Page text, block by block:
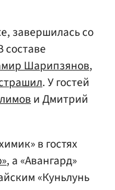
завершилась со
составе
Шарипзянов,
. У гостей
и Дмитрий
в гостях
, а «Авангард»
«Куньлунь